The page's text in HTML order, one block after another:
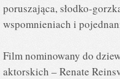
poruszająca, słodko-
wspomnieniach i
Film nominowany do
aktorskich – Renate